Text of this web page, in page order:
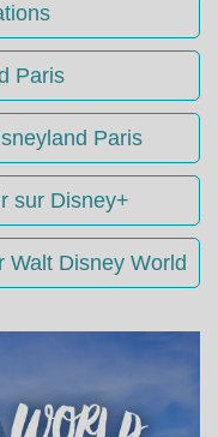
Paris
Paris
sur Disney+
Walt Disney World